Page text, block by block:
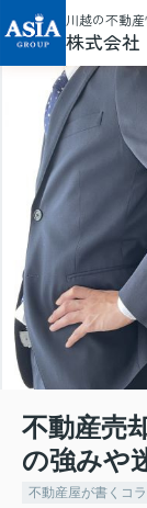
川越の不動
株式会社
不動産売
の強みや
不動産屋が書くコ